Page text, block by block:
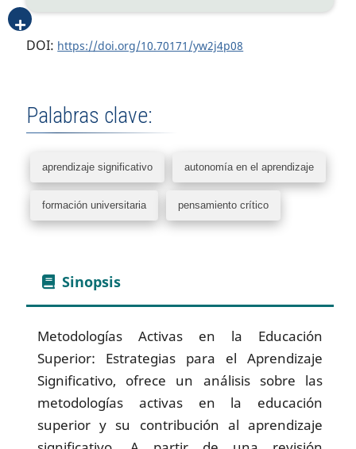
DOI: https://doi.org/10.70171/yw2j4p08
Palabras clave:
aprendizaje significativo autonomía en el aprendizaje
formación universitaria pensamiento crítico
Sinopsis
Metodologías Activas en la Educación
Superior: Estrategias para el Aprendizaje
Significativo, ofrece un análisis sobre las
metodologías activas en la educación
superior y su contribución al aprendizaje